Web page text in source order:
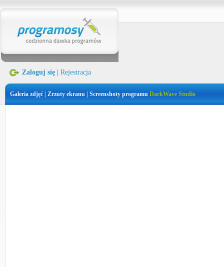
Zaloguj się Rejestracja
Galeria zdjęć | Zrzuty ekranu | Screenshoty programu DarkWave Studio